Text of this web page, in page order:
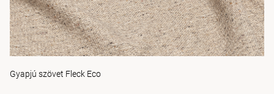
Gyapjú szövet Fleck Eco